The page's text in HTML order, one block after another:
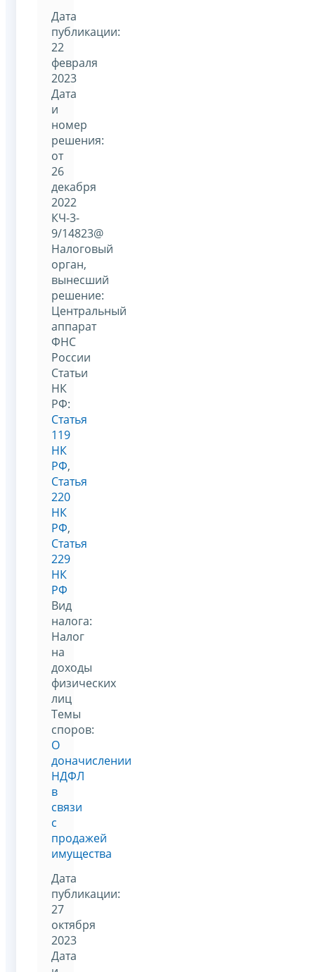
Дата
публикации:
22
февраля
2023
Дата
и
номер
решения:
от
26
декабря
2022
КЧ-3-
9/14823@
Налоговый
орган,
вынесший
решение:
Центральный
аппарат
ФНС
России
Статьи
НК
РФ:
Статья
119
НК
РФ,
Статья
220
НК
РФ,
Статья
229
НК
РФ
Вид
налога:
Налог
на
доходы
физических
лиц
Темы
споров:
О
доначислении
НДФЛ
в
связи
с
продажей
имущества
Дата
публикации:
27
октября
2023
Дата